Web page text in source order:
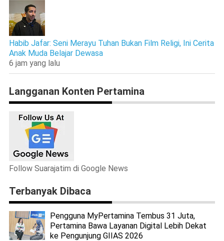
Habib Jafar: Seni Merayu Tuhan Bukan Film Religi, Ini Cerita
Anak Muda Belajar Dewasa
6 jam yang lalu
Langganan Konten Pertamina
Follow Suarajatim di Google News
Terbanyak Dibaca
Pengguna MyPertamina Tembus 31 Juta,
Pertamina Bawa Layanan Digital Lebih Dekat
ke Pengunjung GIIAS 2026